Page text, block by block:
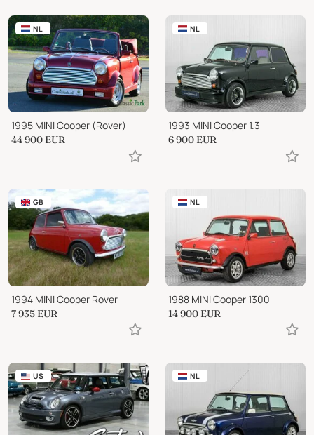
NL
1995 MINI Cooper (Rover)
44 900 EUR
NL
1993 MINI Cooper 1.3
6 900 EUR
GB
1994 MINI Cooper Rover
7 935 EUR
NL
1988 MINI Cooper 1300
14 900 EUR
US NL